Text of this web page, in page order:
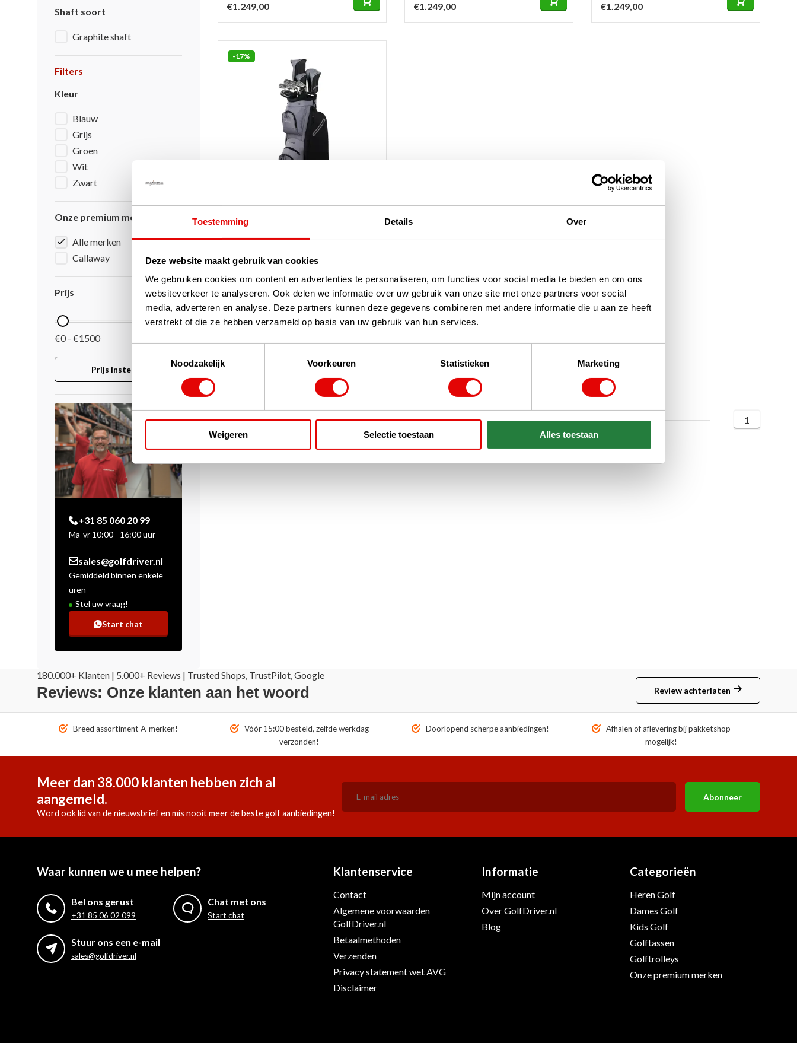
Toestemming Details Over
Deze website maakt gebruik van cookies
We gebruiken cookies om content en advertenties te personaliseren, om functies voor social media te bieden en om ons
websiteverkeer te analyseren. Ook delen we informatie over uw gebruik van onze site met onze partners voor social
media, adverteren en analyse. Deze partners kunnen deze gegevens combineren met andere informatie die u aan ze heeft
verstrekt of die ze hebben verzameld op basis van uw gebruik van hun services.
Noodzakelijk
Voorkeuren Statistieken Marketing
Weigeren Selectie toestaan Alles toestaan
Shaft soort
Graphite shaft
Filters
Kleur
Blauw
Grijs
Groen
Wit
Zwart
Onze premium merken
Alle merken
Callaway
Prijs
€0 - €1500
Prijs instellen
+31 85 060 20 99
Ma-vr 10:00 - 16:00 uur
sales@golfdriver.nl
Gemiddeld binnen enkele
uren
Stel uw vraag!
Start chat
€1.249,00 €1.249,00 €1.249,00
-17%
Callaway Reva Black 16-Delige
Dames Golfset | Cartbag (graphite
Op voorraad
De Callaway Reva Black 16-delige dames
golfset is de ultieme complete oplossing
voor de langere golfster. Deze premium set
biedt maximale afstand, con...lees verder
€1.249,00
Pagina 1 van 1 1
180.000+ Klanten | 5.000+ Reviews | Trusted Shops, TrustPilot, Google
Reviews: Onze klanten aan het woord Review achterlaten
Breed assortiment A-merken!
Vóór 15:00 besteld, zelfde werkdag
verzonden!
Doorlopend scherpe aanbiedingen!
Afhalen of aflevering bij pakketshop
mogelijk!
Meer dan 38.000 klanten hebben zich al
aangemeld.
Word ook lid van de nieuwsbrief en mis nooit meer de beste golf aanbiedingen!
Abonneer
Waar kunnen we u mee helpen?
Bel ons gerust
+31 85 06 02 099
Chat met ons
Start chat
Stuur ons een e-mail
sales@golfdriver.nl
Klantenservice
Contact
Algemene voorwaarden
GolfDriver.nl
Betaalmethoden
Verzenden
Privacy statement wet AVG
Disclaimer
Informatie
Mijn account
Over GolfDriver.nl
Blog
Categorieën
Heren Golf
Dames Golf
Kids Golf
Golftassen
Golftrolleys
Onze premium merken